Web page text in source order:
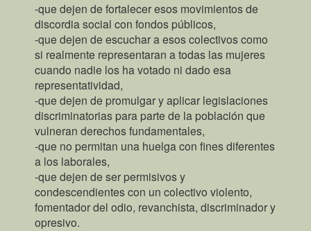
-que dejen de fortalecer esos movimientos de
discordia social con fondos públicos,
-que dejen de escuchar a esos colectivos como
si realmente representaran a todas las mujeres
cuando nadie los ha votado ni dado esa
representatividad,
-que dejen de promulgar y aplicar legislaciones
discriminatorias para parte de la población que
vulneran derechos fundamentales,
-que no permitan una huelga con fines diferentes
a los laborales,
-que dejen de ser permisivos y
condescendientes con un colectivo violento,
fomentador del odio, revanchista, discriminador y
opresivo.